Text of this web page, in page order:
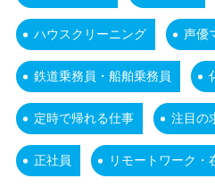
ハウスクリーニング 声優
鉄道乗務員・船舶乗務員
定時で帰れる仕事 注目の
正社員 リモートワーク・